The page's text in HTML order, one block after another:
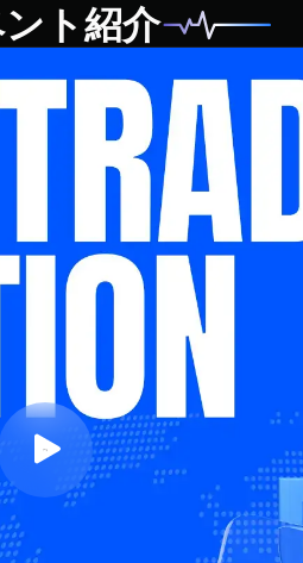
ト紹介